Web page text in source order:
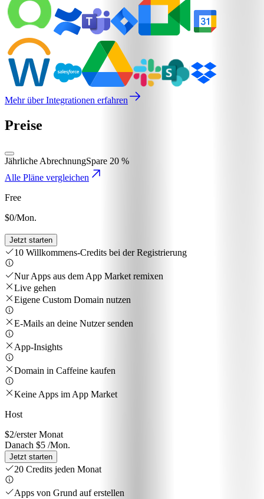
Mehr über Integrationen erfahren
Preise
Jährliche AbrechnungSpare 20 %
Alle Pläne vergleichen
Free
$0/Mon.
Jetzt starten
10 Willkommens-Credits bei der Registrierung
Nur Apps aus dem App Market remixen
Live gehen
Eigene Custom Domain nutzen
E-Mails an deine Nutzer senden
App-Insights
Domain in Caffeine kaufen
Keine Apps im App Market
Host
$2/erster Monat
Danach $5 /Mon.
Jetzt starten
20 Credits jeden Monat
Apps von Grund auf erstellen